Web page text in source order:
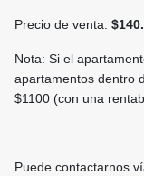
Precio de venta:
Nota: Si el
apartamentos dentro
$1100 (con una
Puede contactarnos